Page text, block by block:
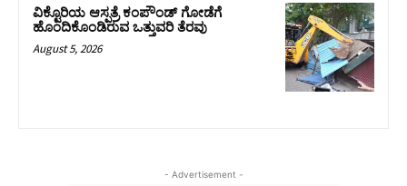
ವಿಕ್ಟೊರಿಯ ಆಸ್ಪತ್ರೆ ಕಂಪೌಂಡ್ ಗೋಡೆಗೆ
ಹೊಂದಿಕೊಂಡಿರುವ ಒತ್ತುವರಿ ತೆರವು
August 5, 2026
- Advertisement -